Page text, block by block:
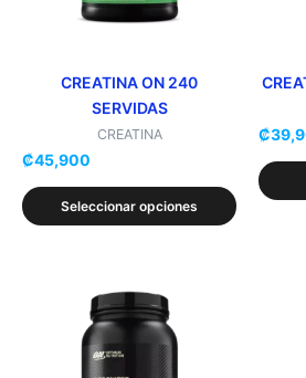
CREATINA ON 240
SERVIDAS
CREATINA
₡45,900
Seleccionar opciones
se
elegir
en
la
de
producto
₡